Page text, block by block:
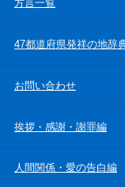
方言一覧
47都道府県発祥の地辞
お問い合わせ
挨拶・感謝・謝罪編
人間関係・愛の告白編